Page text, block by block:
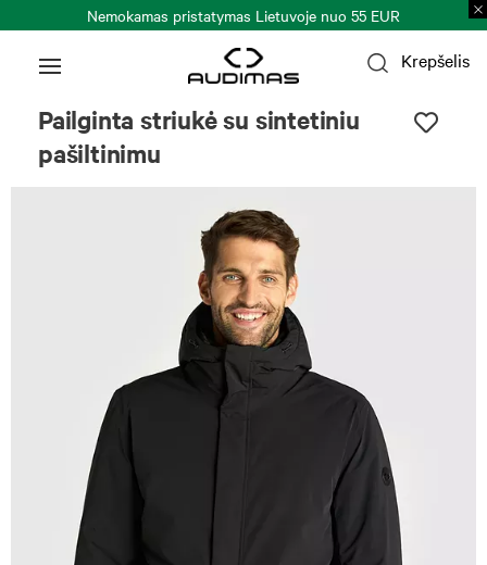
Nemokamas pristatymas Lietuvoje nuo 55 EUR
Krepšelis
Pailginta striukė su sintetiniu
pašiltinimu